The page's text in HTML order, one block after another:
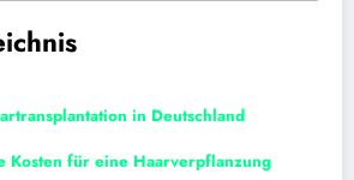
in Deutschland
Kosten für eine Haarverpflanzung